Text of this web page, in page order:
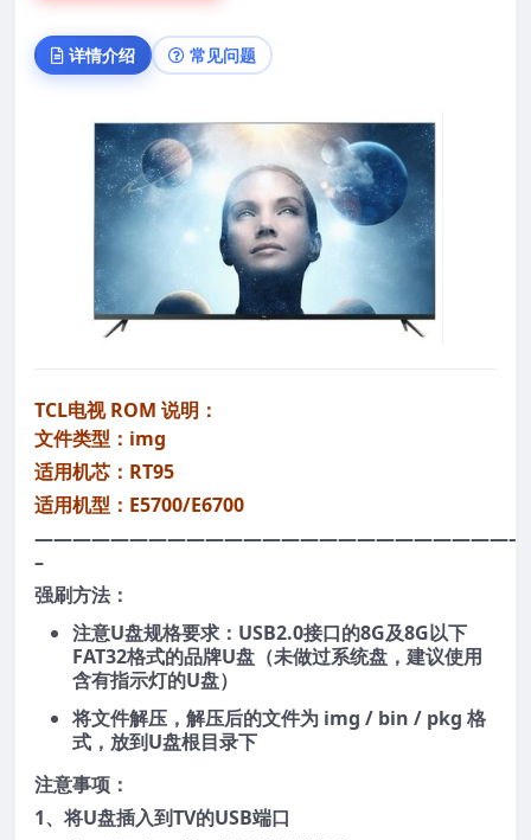
详情介绍 常见问题
TCL电视 ROM 说明：
文件类型：img
适用机芯：RT95
适用机型：E5700/E6700
–
强刷方法：
注意U盘规格要求：USB2.0接口的8G及8G以下
FAT32格式的品牌U盘（未做过系统盘，建议使用
含有指示灯的U盘）
将文件解压，解压后的文件为 img / bin / pkg 格
式，放到U盘根目录下
注意事项：
1、将U盘插入到TV的USB端口